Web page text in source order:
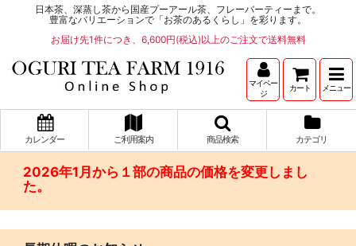
日本茶、深蒸し茶から国産プーアール茶、フレーバーティーまで。
豊富なバリエーションで「お茶のあるくらし」を彩ります。
お届け先1件につき、6,600円(税込)以上のご注文で送料無料
マイペー
ジ
カート メニュー
カレンダー ご利用案内 商品検索 カテゴリ
2026年1月から１部の商品の価格を変更しまし
た。